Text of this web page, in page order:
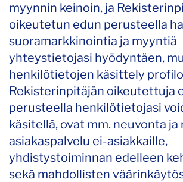
myynnin keinoin, ja
oikeutetun edun perusteella
suoramarkkinointia ja myyntiä
yhteystietojasi hyödyntäen,
henkilötietojen käsittely
Rekisterinpitäjän oikeutettuja
perusteella henkilötietojasi
käsitellä, ovat mm. neuvonta ja
asiakaspalvelu ei-asiakkaille,
yhdistystoiminnan edelleen
sekä mahdollisten